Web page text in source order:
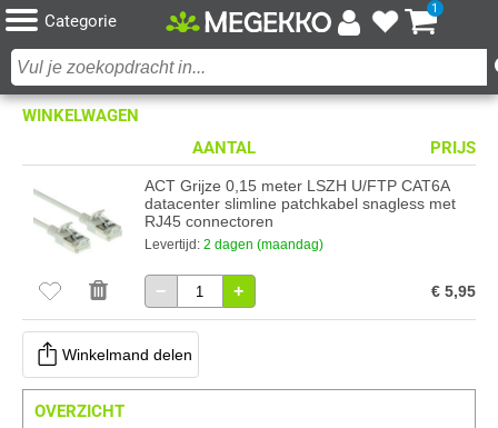
Categorie
1
WINKELWAGEN
AANTAL
PRIJS
ACT Grijze 0,15 meter LSZH U/FTP CAT6A
datacenter slimline patchkabel snagless met
RJ45 connectoren
Levertijd: 2 dagen (maandag)
− + € 5,95
Winkelmand delen
OVERZICHT